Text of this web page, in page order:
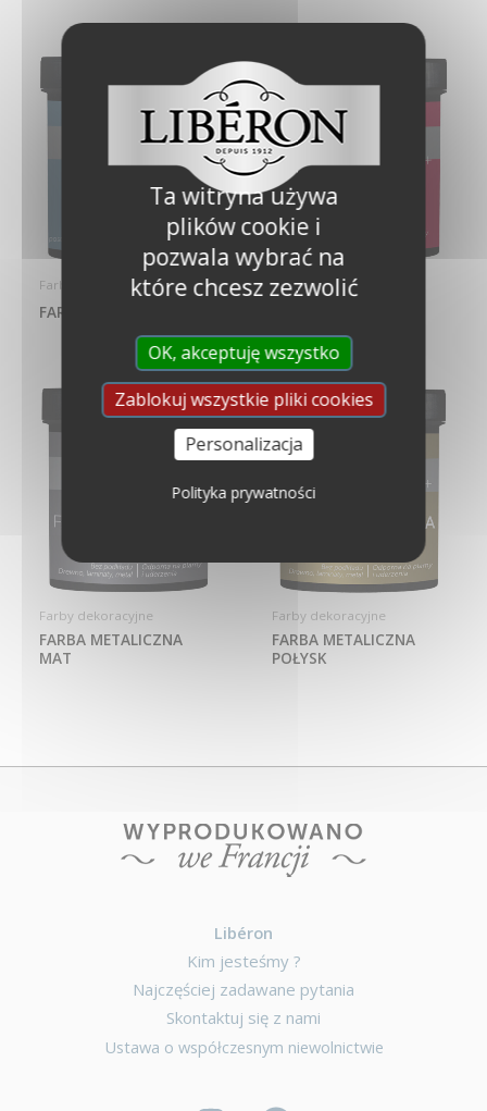
Farby dekoracyjne
FARBA KREDOWA
Farby dekoracyjne
Farby dekoracyjne
FARBA METALICZNA
MAT
Farby dekoracyjne
FARBA METALICZNA
POŁYSK
Libéron
Kim jesteśmy ?
Najczęściej zadawane pytania
Skontaktuj się z nami
Ustawa o współczesnym niewolnictwie
Ta witryna używa
plików cookie i
pozwala wybrać na
które chcesz zezwolić
OK, akceptuję wszystko
Zablokuj wszystkie pliki cookies
Personalizacja
Polityka prywatności